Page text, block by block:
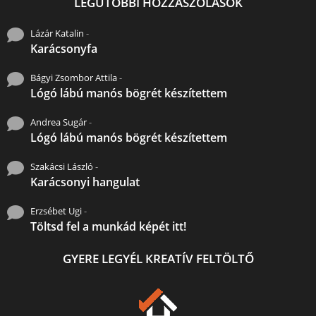
Lázár Katalin -
Karácsonyfa
Bágyi Zsombor Attila-
Lógó lábú manós bögrét készítettem
Andrea Sugár-
Lógó lábú manós bögrét készítettem
Szakácsi László -
Karácsonyi hangulat
Erzsébet Ugi-
Töltsd fel a munkád képét itt!
GYERE LEGYÉL KREATÍV FELTÖLTŐ